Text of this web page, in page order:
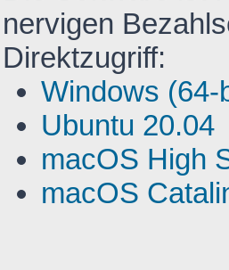
nervigen
Direktzugriff:
Windows (64-
Ubuntu 20.04
macOS High
macOS